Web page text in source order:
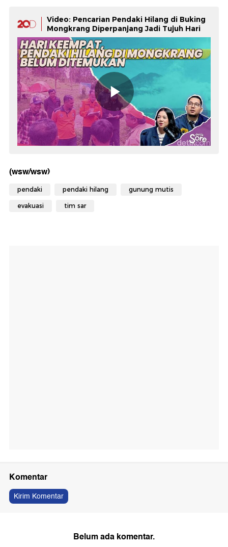
Video: Pencarian Pendaki Hilang di Buking
Mongkrang Diperpanjang Jadi Tujuh Hari
(wsw/wsw)
pendaki pendaki hilang gunung mutis
evakuasi tim sar
Komentar
Kirim Komentar
Belum ada komentar.